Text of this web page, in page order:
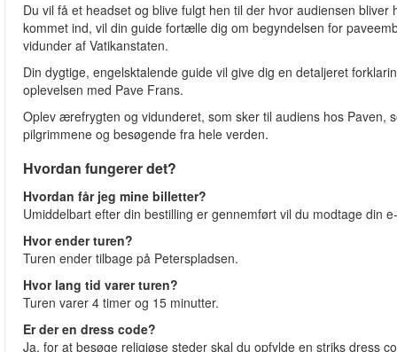
Du vil få et headset og blive fulgt hen til der hvor audiensen
kommet ind, vil din guide fortælle dig om begyndelsen for
vidunder af Vatikanstaten.
Din dygtige, engelsktalende guide vil give dig en detaljeret
oplevelsen med Pave Frans.
Oplev ærefrygten og vidunderet, som sker til audiens hos
pilgrimmene og besøgende fra hele verden.
Hvordan fungerer det?
Hvordan får jeg mine billetter?
Umiddelbart efter din bestilling er gennemført vil du modtage din
Hvor ender turen?
Turen ender tilbage på Peterspladsen.
Hvor lang tid varer turen?
Turen varer 4 timer og 15 minutter.
Er der en dress code?
Ja, for at besøge religiøse steder skal du opfylde en striks